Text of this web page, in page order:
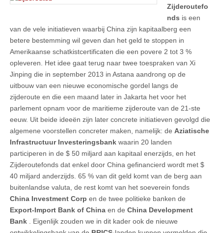
Zijderoutefo
nds is een
van de vele initiatieven waarbij China zijn kapitaalberg een
betere bestemming wil geven dan het geld te stoppen in
Amerikaanse schatkistcertificaten die een povere 2 tot 3 %
opleveren. Het idee gaat terug naar twee toespraken van Xi
Jinping die in september 2013 in Astana aandrong op de
uitbouw van een nieuwe economische gordel langs de
zijderoute en die een maand later in Jakarta het voor het
parlement opnam voor de maritieme zijderoute van de 21-ste
eeuw. Uit beide ideeën zijn later concrete initiatieven gevolgd die
algemene voorstellen concreter maken, namelijk: de Aziatische
Infrastructuur Investeringsbank waarin 20 landen
participeren in de $ 50 miljard aan kapitaal enerzijds, en het
Zijderoutefonds dat enkel door China gefinancierd wordt met $
40 miljard anderzijds. 65 % van dit geld komt van de berg aan
buitenlandse valuta, de rest komt van het soeverein fonds
China Investment Corp en de twee politieke banken de
Export-Import Bank of China en de China Development
Bank . Eigenlijk zouden we in dit kader ook de nieuwe